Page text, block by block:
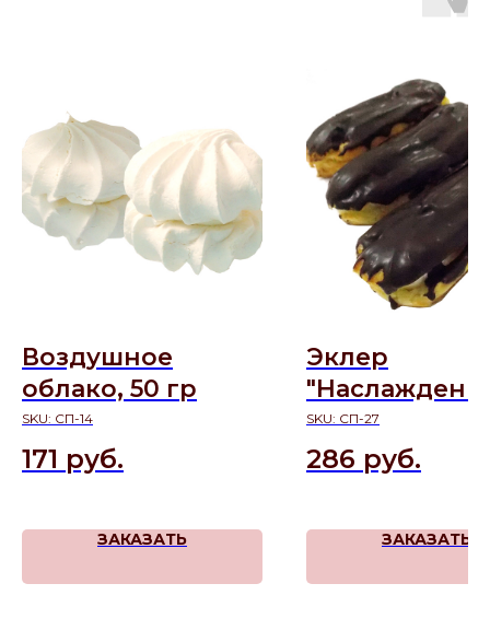
Воздушное
облако, 50 гр
SKU: СП-14
171 руб.
ЗАКАЗАТЬ
Эклер
60 гр
SKU: СП-27
286 руб.
ЗАКАЗАТЬ